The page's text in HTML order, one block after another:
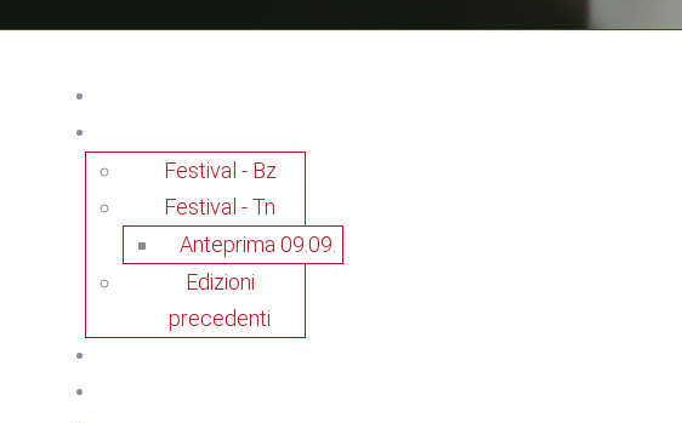
Festival - Bz
Festival - Tn
Anteprima 09.09.
Edizioni
precedenti